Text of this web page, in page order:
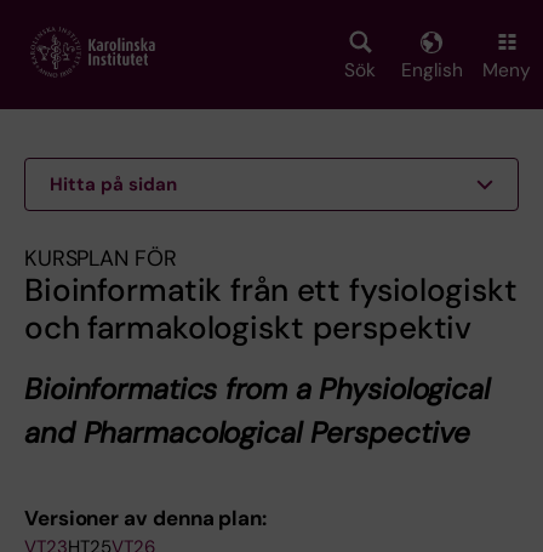
main
Sök English Meny
Hitta på sidan
KURSPLAN FÖR
Bioinformatik från ett fysiologiskt
och farmakologiskt perspektiv
Bioinformatics from a Physiological
and Pharmacological Perspective
Versioner av denna plan: